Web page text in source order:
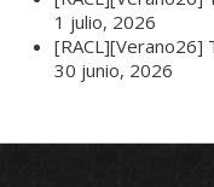
1 julio, 2026
30 junio, 2026